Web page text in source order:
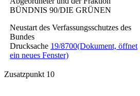
BÜNDNIS 90/DIE GRÜNEN
Neustart des Verfassungsschutzes des
Bundes
Drucksache 19/8700(Dokument, öffnet
ein neues Fenster)
Zusatzpunkt 10